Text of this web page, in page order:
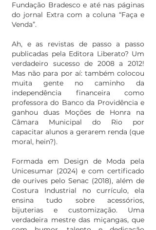
Fundação Bradesco e até nas páginas
do jornal Extra com a coluna “Faça e
Venda”.
Ah, e as revistas de passo a passo
publicadas pela Editora Liberato? Um
verdadeiro sucesso de 2008 a 2012!
Mas não para por aí: também colocou
muita gente no caminho da
independência financeira como
professora do Banco da Providência e
ganhou duas Moções de Honra na
Câmara Municipal do Rio por
capacitar alunos a gerarem renda (que
moral, hein?).
Formada em Design de Moda pela
Unicesumar (2024) e com certificado
de ourives pelo Senac (2018), além de
Costura Industrial no currículo, ela
ensina tudo sobre acessórios,
bijuterias e customização. Uma
verdadeira mestre das miçangas, que